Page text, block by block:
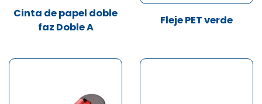
Cinta de papel doble
faz Doble A
Fleje PET verde